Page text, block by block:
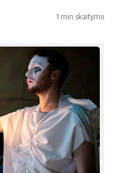
1 min skaitymo